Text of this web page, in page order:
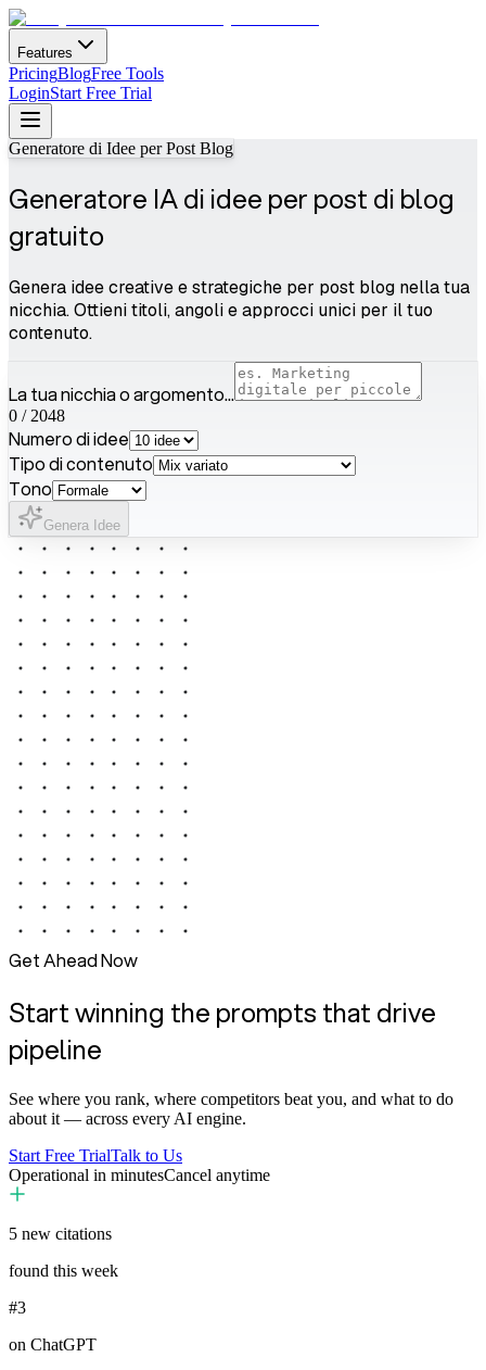
Features
PricingBlogFree Tools
LoginStart Free Trial
Generatore di Idee per Post Blog
Generatore IA di idee per post di blog
gratuito
Genera idee creative e strategiche per post blog nella tua
nicchia. Ottieni titoli, angoli e approcci unici per il tuo
contenuto.
La tua nicchia o argomento...
0 / 2048
Numero di idee
Tipo di contenuto
Tono
Genera Idee
Get Ahead Now
Start winning the prompts that drive
pipeline
See where you rank, where competitors beat you, and what to do
about it — across every AI engine.
Start Free TrialTalk to Us
Operational in minutesCancel anytime
5 new citations
found this week
#3
on ChatGPT